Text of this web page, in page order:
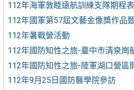
112年海軍敦睦遠航訓練支隊期程
112年國軍第57屆文藝金像獎作品
112年暑戰營活動
112年國防知性之旅-臺中市清泉崗
112年國防知性之旅-陸軍湖口營區
112年9月25日國防醫學院參訪